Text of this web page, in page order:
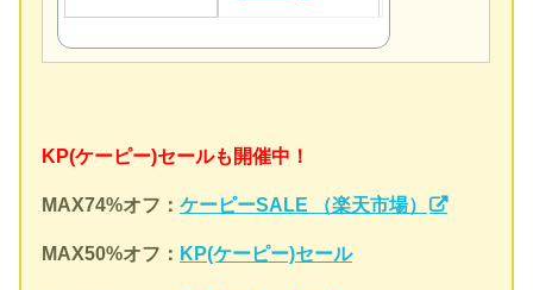
KP(ケーピー)セールも開催中！
MAX74%オフ：ケーピーSALE （楽天市場）
MAX50%オフ： KP(ケーピー)セール